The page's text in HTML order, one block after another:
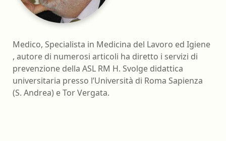
Medico, Specialista in Medicina del Lavoro ed Igiene
, autore di numerosi articoli ha diretto i servizi di
prevenzione della ASL RM H. Svolge didattica
universitaria presso l’Università di Roma Sapienza
(S. Andrea) e Tor Vergata.